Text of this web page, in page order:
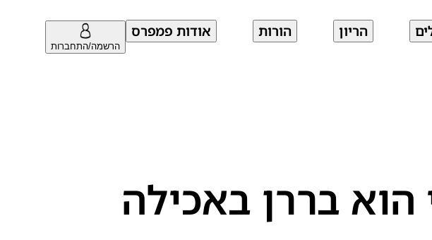
הריון הורות אודות פמפרס
הרשמה/התחברות
בררן באכילה